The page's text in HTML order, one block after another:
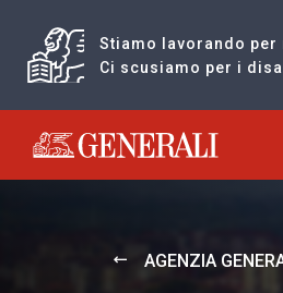
Stiamo lavorando
Ci scusiamo per i
Generali logo
AGENZIA